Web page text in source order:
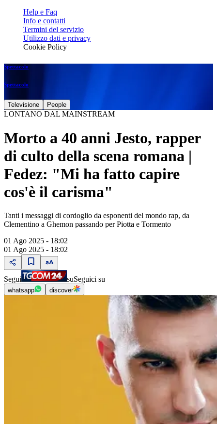
Help e Faq
Info e contatti
Termini del servizio
Utilizzo dati e privacy
Cookie Policy
Spettacolo
Spettacolo
Televisione People
LONTANO DAL MAINSTREAM
Morto a 40 anni Jesto, rapper
di culto della scena romana |
Fedez: "Mi ha fatto capire
cos'è il carisma"
Tanti i messaggi di cordoglio da esponenti del mondo rap, da
Clementino a Ghemon passando per Piotta e Tormento
01 Ago 2025 - 18:02
01 Ago 2025 - 18:02
Segui suSeguici su
whatsapp discover